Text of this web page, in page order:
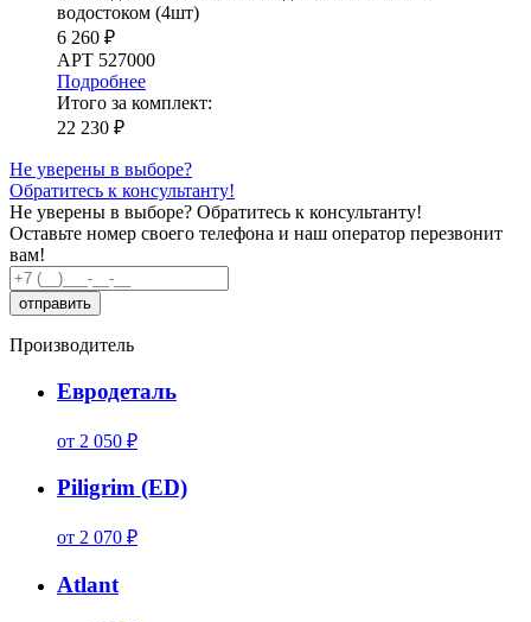
водостоком (4шт)
6 260 ₽
АРТ 527000
Подробнее
Итого за комплект:
22 230 ₽
Не уверены в выборе?
Обратитесь к консультанту!
Не уверены в выборе? Обратитесь к консультанту!
Оставьте номер своего телефона и наш оператор перезвонит
вам!
Производитель
Евродеталь
от 2 050 ₽
Piligrim (ED)
от 2 070 ₽
Atlant